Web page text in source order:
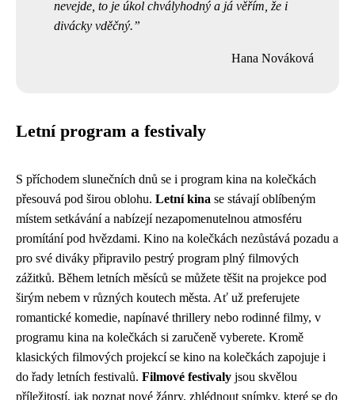
nevejde, to je úkol chvályhodný a já věřím, že i
divácky vděčný.
Hana Nováková
Letní program a festivaly
S příchodem slunečních dnů se i program kina na kolečkách
přesouvá pod širou oblohu. Letní kina se stávají oblíbeným
místem setkávání a nabízejí nezapomenutelnou atmosféru
promítání pod hvězdami. Kino na kolečkách nezůstává pozadu a
pro své diváky připravilo pestrý program plný filmových
zážitků. Během letních měsíců se můžete těšit na projekce pod
širým nebem v různých koutech města. Ať už preferujete
romantické komedie, napínavé thrillery nebo rodinné filmy, v
programu kina na kolečkách si zaručeně vyberete. Kromě
klasických filmových projekcí se kino na kolečkách zapojuje i
do řady letních festivalů. Filmové festivaly jsou skvělou
příležitostí, jak poznat nové žánry, zhlédnout snímky, které se do